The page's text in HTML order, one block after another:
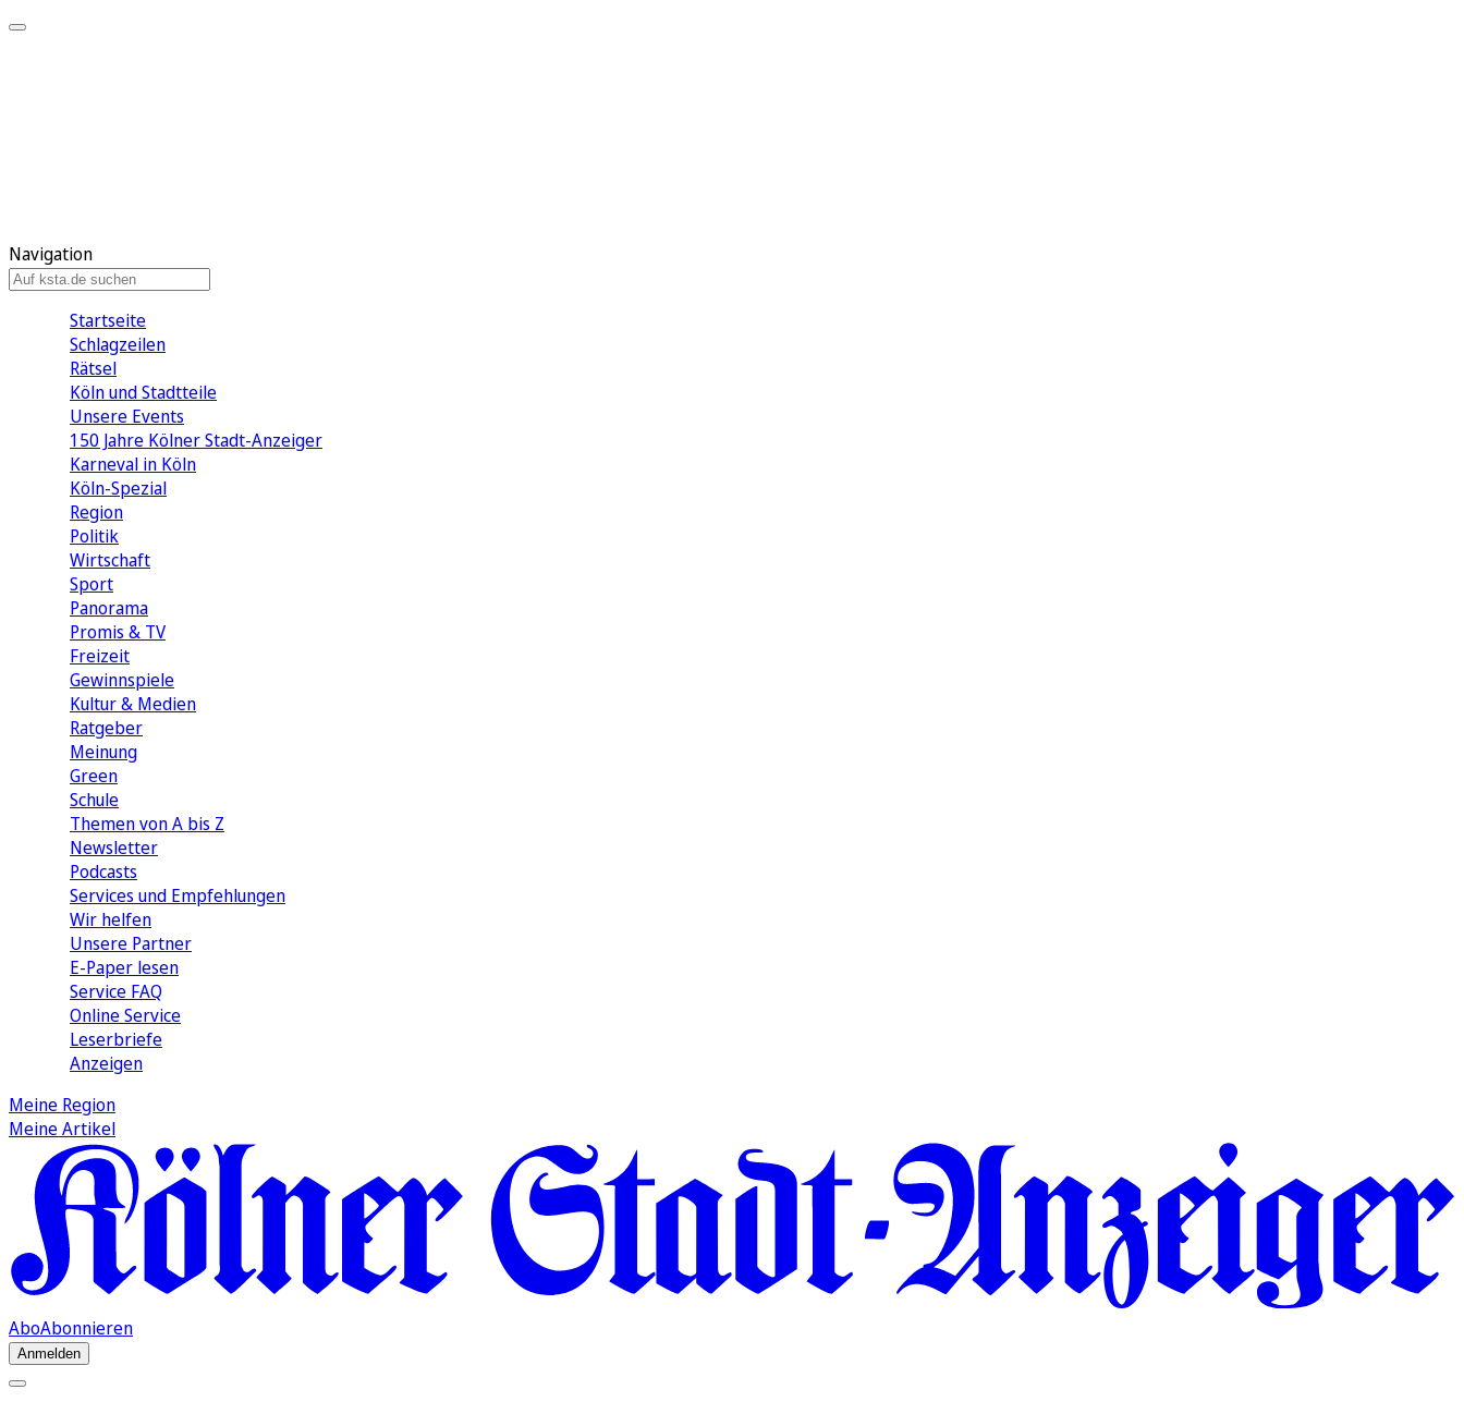
Navigation
Startseite
Schlagzeilen
Rätsel
Köln und Stadtteile
Unsere Events
150 Jahre Kölner Stadt-Anzeiger
Karneval in Köln
Köln-Spezial
Region
Politik
Wirtschaft
Sport
Panorama
Promis & TV
Freizeit
Gewinnspiele
Kultur & Medien
Ratgeber
Meinung
Green
Schule
Themen von A bis Z
Newsletter
Podcasts
Services und Empfehlungen
Wir helfen
Unsere Partner
E-Paper lesen
Service FAQ
Online Service
Leserbriefe
Anzeigen
Meine Region
Meine Artikel
AboAbonnieren
Anmelden